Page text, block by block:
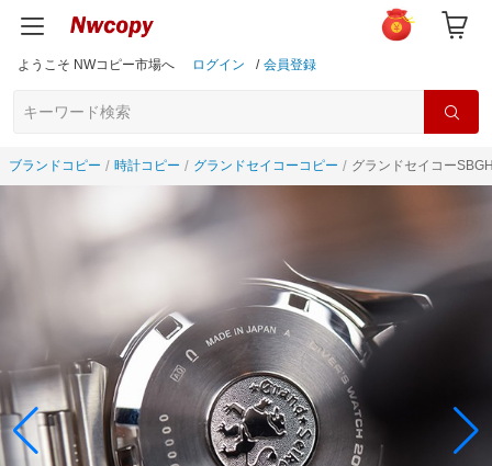
ようこそ NWコピー市場へ ログイン / 会員登録
ブランドコピー 時計コピー グランドセイコーコピー グランドセイコー